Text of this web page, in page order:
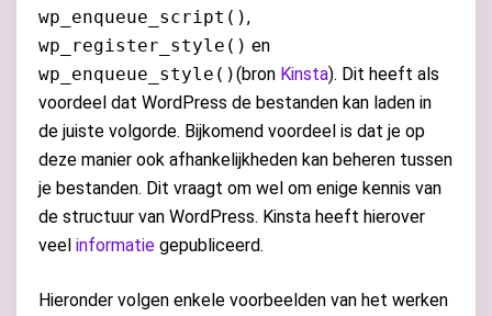
wp_enqueue_script(),
wp_register_style() en
wp_enqueue_style()(bron Kinsta). Dit heeft als
voordeel dat WordPress de bestanden kan laden in
de juiste volgorde. Bijkomend voordeel is dat je op
deze manier ook afhankelijkheden kan beheren tussen
je bestanden. Dit vraagt om wel om enige kennis van
de structuur van WordPress. Kinsta heeft hierover
veel informatie gepubliceerd.
Hieronder volgen enkele voorbeelden van het werken